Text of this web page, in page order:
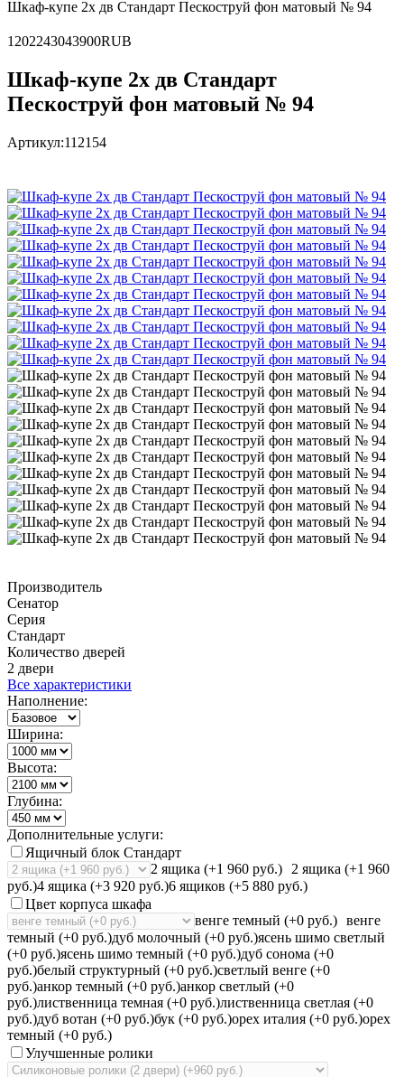
Шкаф-купе 2х дв Стандарт Пескоструй фон матовый № 94
1202243043900RUB
Шкаф-купе 2х дв Стандарт
Пескоструй фон матовый № 94
Артикул:112154
Производитель
Сенатор
Серия
Стандарт
Количество дверей
2 двери
Все характеристики
Наполнение:
Ширина:
Высота:
Глубина:
Дополнительные услуги:
Ящичный блок Стандарт
2 ящика (+1 960 руб.)
2 ящика (+1 960
руб.)4 ящика (+3 920 руб.)6 ящиков (+5 880 руб.)
Цвет корпуса шкафа
венге темный (+0 руб.) венге
темный (+0 руб.)дуб молочный (+0 руб.)ясень шимо светлый
(+0 руб.)ясень шимо темный (+0 руб.)дуб сонома (+0
руб.)белый структурный (+0 руб.)светлый венге (+0
руб.)анкор темный (+0 руб.)анкор светлый (+0
руб.)лиственница темная (+0 руб.)лиственница светлая (+0
руб.)дуб вотан (+0 руб.)бук (+0 руб.)орех италия (+0 руб.)орех
темный (+0 руб.)
Улучшенные ролики